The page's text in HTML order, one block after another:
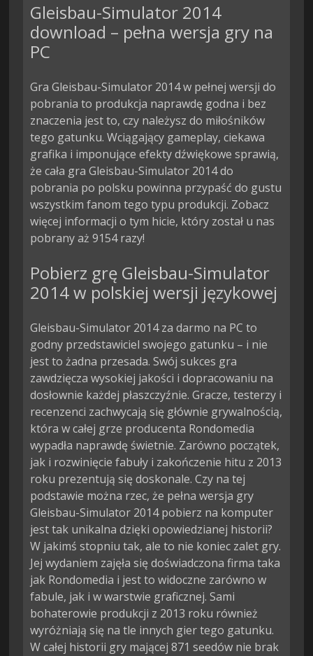
Gleisbau-Simulator 2014
download – pełna wersja gry na
PC
Gra Gleisbau-Simulator 2014 w pełnej wersji do
pobrania to produkcja naprawdę godna i bez
znaczenia jest to, czy należysz do miłośników
tego gatunku. Wciągający gameplay, ciekawa
grafika i imponujące efekty dźwiękowe sprawią,
że cała gra Gleisbau-Simulator 2014 do
pobrania po polsku powinna przypaść do gustu
wszystkim fanom tego typu produkcji. Zobacz
więcej informacji o tym hicie, który został u nas
pobrany aż 9154 razy!
Pobierz grę Gleisbau-Simulator
2014 w polskiej wersji językowej
Gleisbau-Simulator 2014 za darmo na PC to
godny przedstawiciel swojego gatunku – i nie
jest to żadna przesada. Swój sukces gra
zawdzięcza wysokiej jakości i dopracowaniu na
dosłownie każdej płaszczyźnie. Gracze, testerzy i
recenzenci zachwycają się głównie grywalnością,
która w całej grze producenta Rondomedia
wypadła naprawdę świetnie. Zarówno początek,
jak i rozwinięcie fabuły i zakończenie hitu z 2013
roku prezentują się doskonale. Czy na tej
podstawie można rzec, że pełna wersja gry
Gleisbau-Simulator 2014 pobierz na komputer
jest tak unikalna dzięki opowiedzianej historii?
W jakimś stopniu tak, ale to nie koniec zalet gry.
Jej wydaniem zajęła się doświadczona firma taka
jak Rondomedia i jest to widoczne zarówno w
fabule, jak i w warstwie graficznej. Sami
bohaterowie produkcji z 2013 roku również
wyróżniają się na tle innych gier tego gatunku.
W całej historii gry mającej 871 seedów nie brak